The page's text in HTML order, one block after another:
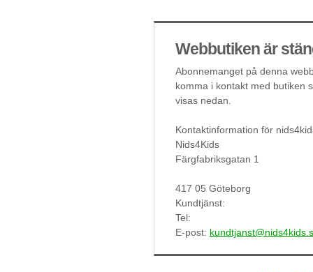
Webbutiken är
Abonnemanget på denna
komma i kontakt med butiken
visas nedan.
Kontaktinformation för
Nids4Kids
Färgfabriksgatan 1
417 05 Göteborg
Kundtjänst:
Tel:
E-post: